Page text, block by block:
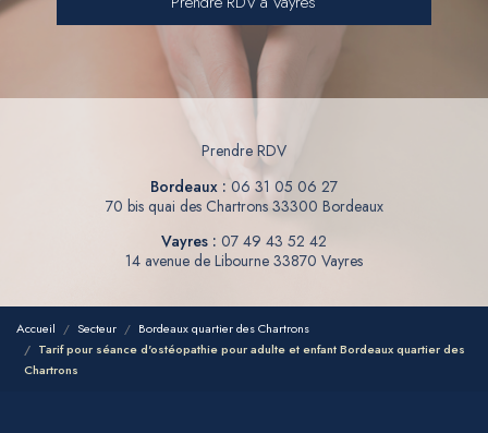
Prendre RDV
Bordeaux : 06 31 05 06 27
70 bis quai des Chartrons 33300 Bordeaux
Vayres : 07 49 43 52 42
14 avenue de Libourne 33870 Vayres
Accueil Secteur
Bordeaux quartier des Chartrons
Tarif pour séance d'ostéopathie pour adulte et enfant Bordeaux quartier des
Chartrons